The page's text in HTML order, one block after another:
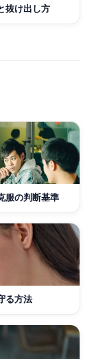
抜け出し方
服の判断基準
る方法